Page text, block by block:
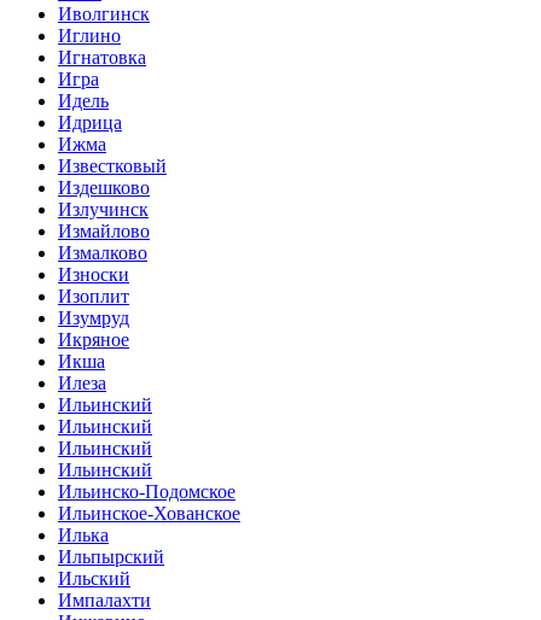
Иволгинск
Иглино
Игнатовка
Игра
Идель
Идрица
Ижма
Известковый
Издешково
Излучинск
Измайлово
Измалково
Износки
Изоплит
Изумруд
Икряное
Икша
Илеза
Ильинский
Ильинский
Ильинский
Ильинский
Ильинско-Подомское
Ильинское-Хованское
Илька
Ильпырский
Ильский
Импалахти